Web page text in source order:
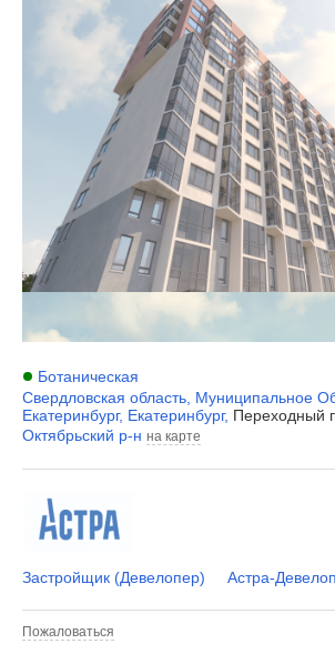
Ботаническая
Свердловская область Муниципальное
Екатеринбург, Екатеринбург, Переходный
Октябрьский р-н на карте
Застройщик (Девелопер) Астра-
Пожаловаться